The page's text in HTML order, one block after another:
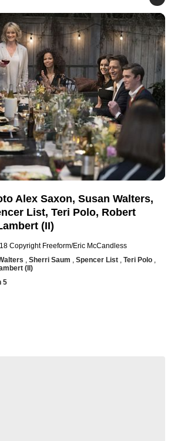
Alex Saxon, Susan Walters,
List, Teri Polo, Robert
(II)
Copyright Freeform/Eric McCandless
, Sherri Saum , Spencer List , Teri Polo ,
(II)
5